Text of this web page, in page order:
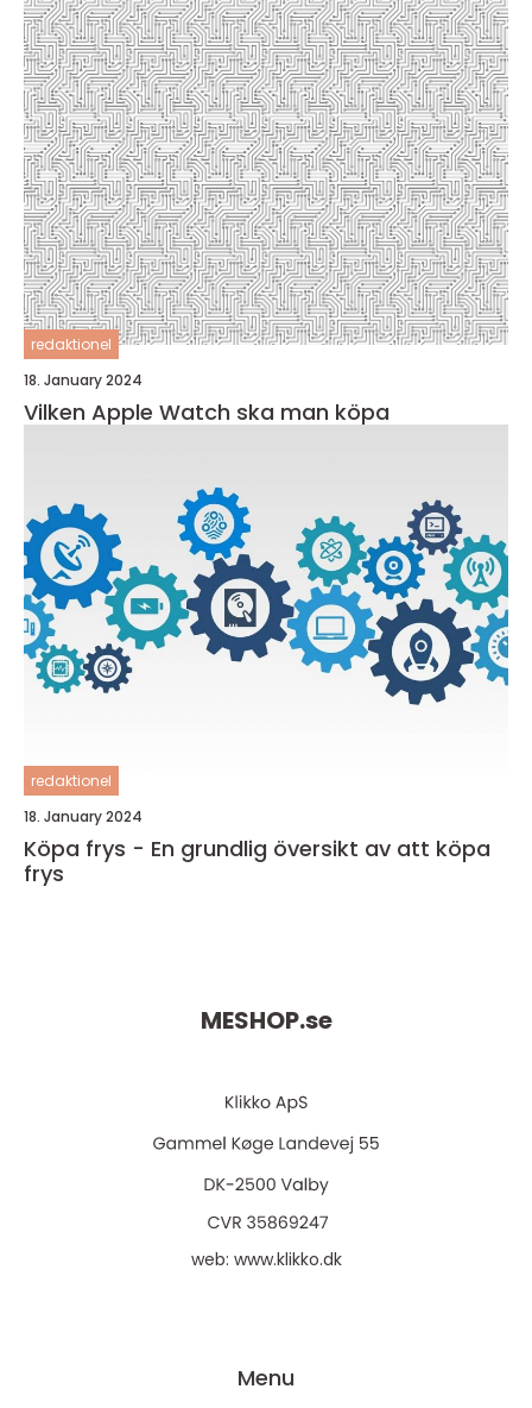
redaktionel
18. January 2024
Vilken Apple Watch ska man köpa
redaktionel
18. January 2024
Köpa frys - En grundlig översikt av att köpa
frys
MESHOP.se
web: www.klikko.dk
Menu